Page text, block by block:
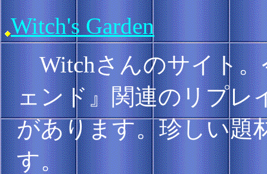
Witch's Garden
Witchさんのサイト。
ェンド』関連のリプレ
があります。珍しい題
す。